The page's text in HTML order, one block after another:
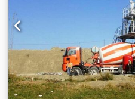
Betonrezeptur, werden bei
NiHard4 oder Hardox 450
SEMIX-Zuschlagstoff-
zusätzlicher Stabilität,
Stahlkonstruktion sorgt für
Zuschlagstoffe werden im
Zuschlagstoffe an den
SEMIX Kompakt-